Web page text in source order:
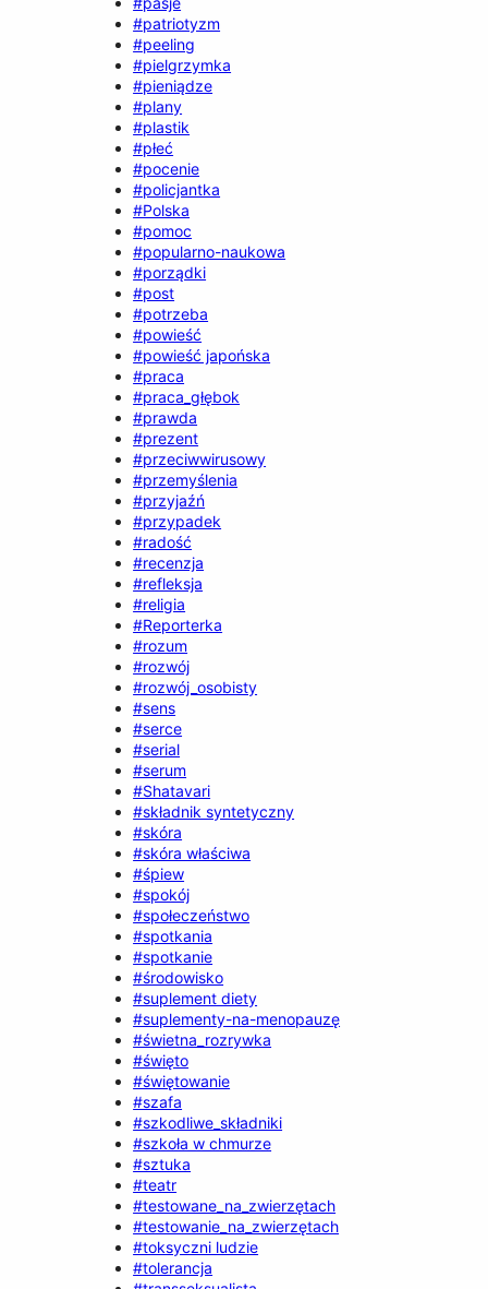
#patriotyzm
#peeling
#pielgrzymka
#pieniądze
#plany
#plastik
#płeć
#pocenie
#policjantka
#Polska
#pomoc
#popularno-naukowa
#porządki
#post
#potrzeba
#powieść
#powieść japońska
#praca
#praca_głębok
#prawda
#prezent
#przeciwwirusowy
#przemyślenia
#przyjaźń
#przypadek
#radość
#recenzja
#refleksja
#religia
#Reporterka
#rozum
#rozwój
#rozwój_osobisty
#sens
#serce
#serial
#serum
#Shatavari
#składnik syntetyczny
#skóra
#skóra właściwa
#śpiew
#spokój
#społeczeństwo
#spotkania
#spotkanie
#środowisko
#suplement diety
#suplementy-na-menopauzę
#świetna_rozrywka
#święto
#świętowanie
#szafa
#szkodliwe_składniki
#szkoła w chmurze
#sztuka
#teatr
#testowane_na_zwierzętach
#testowanie_na_zwierzętach
#toksyczni ludzie
#tolerancja